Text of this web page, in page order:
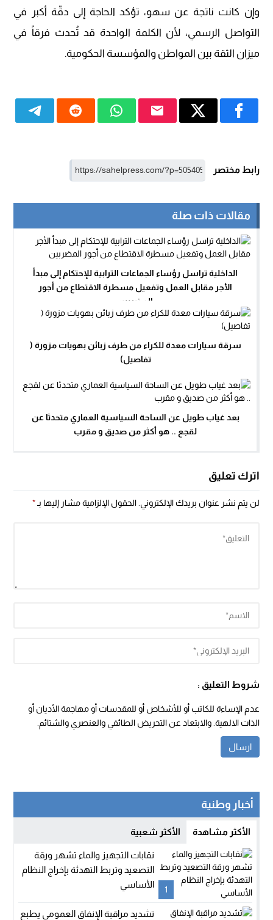
وإن كانت ناتجة عن سهو، تؤكد الحاجة إلى دقّة أكبر في
التواصل الرسمي، لأن الكلمة الواحدة قد تُحدث فرقاً في
ميزان الثقة بين المواطن والمؤسسة الحكومية.
رابط مختصر
مقالات ذات صلة
الداخلية تراسل رؤساء الجماعات الترابية للإحتكام إلى مبدأ
الأجر مقابل العمل وتفعيل مسطرة الاقتطاع من أجور
المضربين
سرقة سيارات معدة للكراء من طرف زبائن بهويات مزورة (
تفاصيل)
بعد غياب طويل عن الساحة السياسية العماري متحدثا عن
لقجع .. هو أكثر من صديق و مقرب
اترك تعليق
لن يتم نشر عنوان بريدك الإلكتروني. الحقول الإلزامية مشار إليها بـ*
شروط التعليق :
عدم الإساءة للكاتب أو للأشخاص أو للمقدسات أو مهاجمة الأديان أو
الذات الالهية. والابتعاد عن التحريض الطائفي والعنصري والشتائم.
أخبار وطنية
الأكثر مشاهدة الأكثر شعبية
1
نقابات التجهيز والماء تشهر ورقة
التصعيد وتربط التهدئة بإخراج النظام
الأساسي
تشديد مراقبة الإنفاق العمومي يطبع